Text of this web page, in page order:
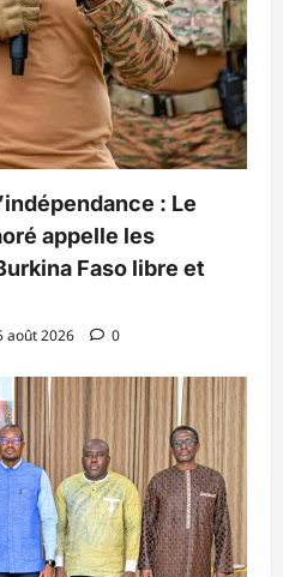
: Le
appelle les
Faso libre et
août 2026 0